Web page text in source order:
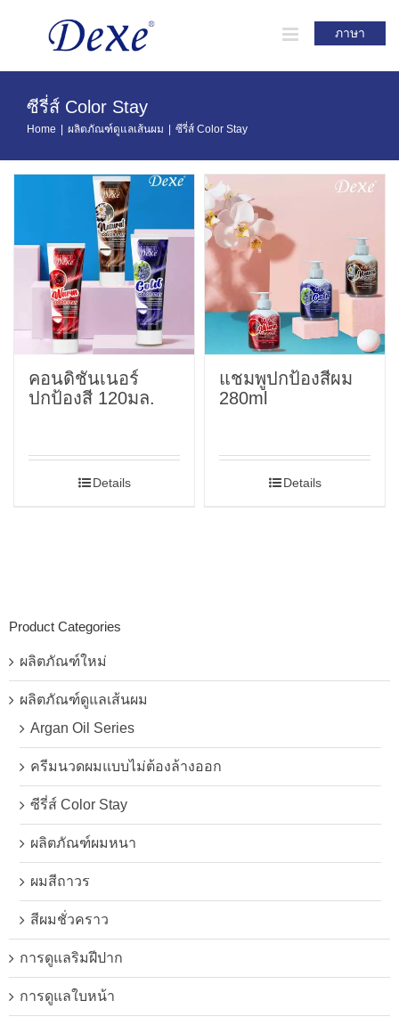
ภาษา
ซีรี่ส์ Color Stay
Home | ผลิตภัณฑ์ดูแลเส้นผม | ซีรี่ส์ Color Stay
คอนดิชั่นเนอร์
ปกป้องสี 120มล.
Details
แชมพูปกป้องสีผม
280ml
Details
Product Categories
ผลิตภัณฑ์ใหม่
ผลิตภัณฑ์ดูแลเส้นผม
Argan Oil Series
ครีมนวดผมแบบไม่ต้องล้างออก
ซีรี่ส์ Color Stay
ผลิตภัณฑ์ผมหนา
ผมสีถาวร
สีผมชั่วคราว
การดูแลริมฝีปาก
การดูแลใบหน้า